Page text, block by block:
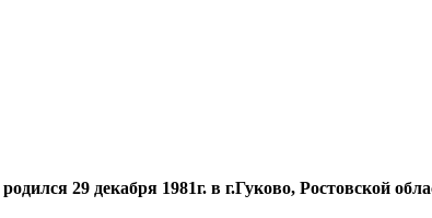
родился 29 декабря 1981г. в г.Гуково, Ростовской